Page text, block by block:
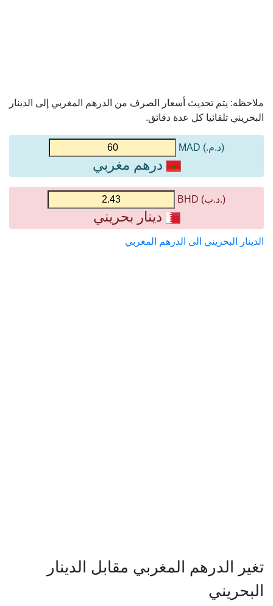
ملاحظه: يتم تحديث أسعار الصرف من الدرهم المغربي إلى الدينار
البحريني تلقائيا كل عدة دقائق.
(د.م.) MAD
درهم مغربي
(.د.ب) BHD
دينار بحريني
الدينار البحريني الى الدرهم المغربي
تغير الدرهم المغربي مقابل الدينار
البحريني